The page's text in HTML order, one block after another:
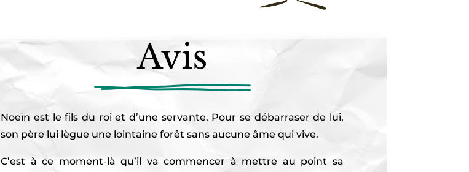
Avis
Noeïn est le fils du roi et d’une servante. Pour se débarraser de lui,
son père lui lègue une lointaine forêt sans aucune âme qui vive.
C’est à ce moment-là qu’il va commencer à mettre au point sa